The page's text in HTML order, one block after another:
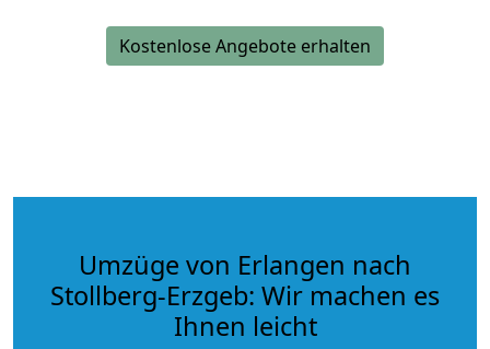
Kostenlose Angebote erhalten
Umzüge von Erlangen nach
Stollberg-Erzgeb: Wir machen es
Ihnen leicht